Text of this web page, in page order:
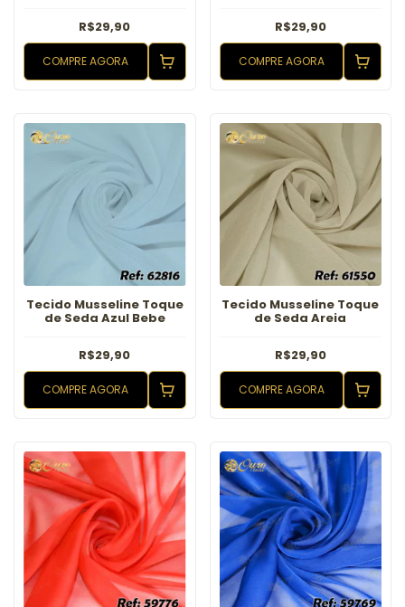
R$29,90
COMPRE AGORA
R$29,90
COMPRE AGORA
Tecido Musseline Toque
de Seda Azul Bebe
R$29,90
COMPRE AGORA
Tecido Musseline Toque
de Seda Areia
R$29,90
COMPRE AGORA